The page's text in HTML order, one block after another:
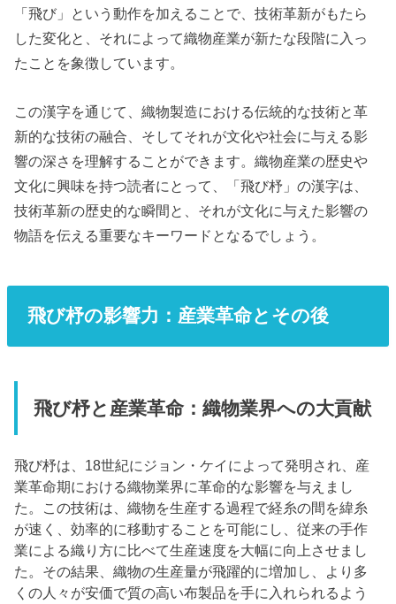
「飛び」という動作を加えることで、技術革新がもたら
した変化と、それによって織物産業が新たな段階に入っ
たことを象徴しています。
この漢字を通じて、織物製造における伝統的な技術と革
新的な技術の融合、そしてそれが文化や社会に与える影
響の深さを理解することができます。織物産業の歴史や
文化に興味を持つ読者にとって、「飛び杼」の漢字は、
技術革新の歴史的な瞬間と、それが文化に与えた影響の
物語を伝える重要なキーワードとなるでしょう。
飛び杼の影響力：産業革命とその後
飛び杼と産業革命：織物業界への大貢献
飛び杼は、18世紀にジョン・ケイによって発明され、産
業革命期における織物業界に革命的な影響を与えまし
た。この技術は、織物を生産する過程で経糸の間を緯糸
が速く、効率的に移動することを可能にし、従来の手作
業による織り方に比べて生産速度を大幅に向上させまし
た。その結果、織物の生産量が飛躍的に増加し、より多
くの人々が安価で質の高い布製品を手に入れられるよう